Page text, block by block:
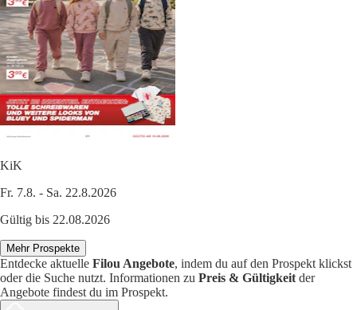
KiK
Fr. 7.8. - Sa. 22.8.2026
Gültig bis 22.08.2026
Mehr Prospekte
Entdecke aktuelle Filou Angebote, indem du auf den Prospekt klickst
oder die Suche nutzt. Informationen zu Preis & Gültigkeit der
Angebote findest du im Prospekt.